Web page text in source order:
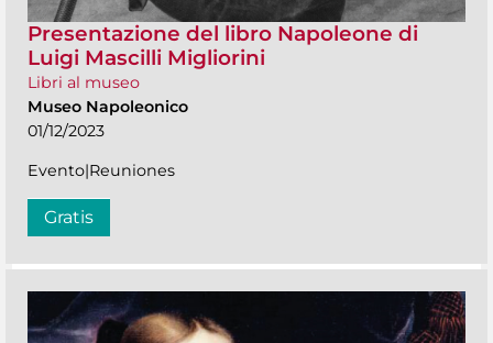
Presentazione del libro Napoleone di
Luigi Mascilli Migliorini
Libri al museo
Museo Napoleonico
01/12/2023
Evento|Reuniones
Gratis